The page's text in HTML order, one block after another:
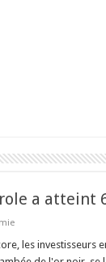
a atteint
les investisseurs